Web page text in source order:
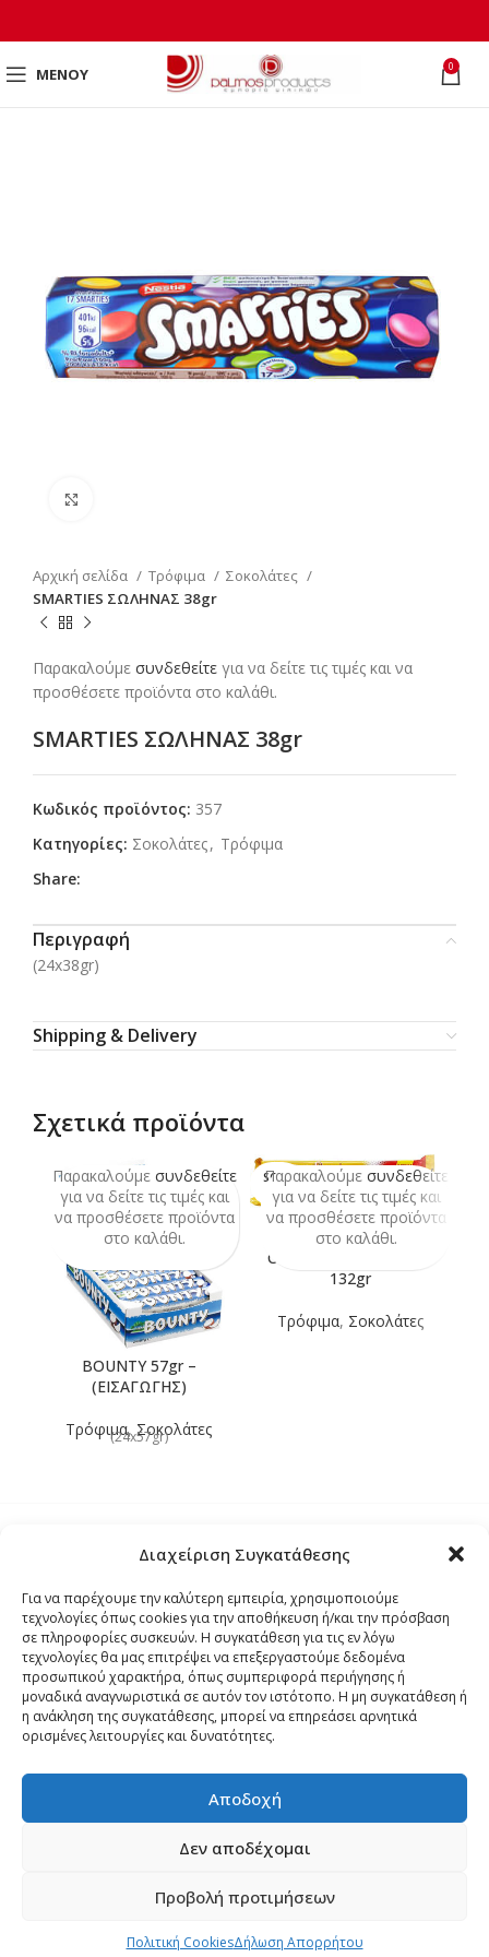
Διαχείριση Συγκατάθεσης
Για να παρέχουμε την καλύτερη εμπειρία, χρησιμοποιούμε
τεχνολογίες όπως cookies για την αποθήκευση ή/και την πρόσβαση
σε πληροφορίες συσκευών. Η συγκατάθεση για τις εν λόγω
τεχνολογίες θα μας επιτρέψει να επεξεργαστούμε δεδομένα
προσωπικού χαρακτήρα, όπως συμπεριφορά περιήγησης ή
μοναδικά αναγνωριστικά σε αυτόν τον ιστότοπο. Η μη συγκατάθεση ή
η ανάκληση της συγκατάθεσης, μπορεί να επηρεάσει αρνητικά
ορισμένες λειτουργίες και δυνατότητες.
Αποδοχή
Δεν αποδέχομαι
Προβολή προτιμήσεων
Πολιτική CookiesΔήλωση Απορρήτου
ΜΕΝΟΎ 0
Αρχική σελίδα Τρόφιμα
Σοκολάτες
SMARTIES ΣΩΛΗΝΑΣ 38gr
Παρακαλούμε συνδεθείτε για να δείτε τις τιμές και να
προσθέσετε προϊόντα στο καλάθι.
SMARTIES ΣΩΛΗΝΑΣ 38gr
Κωδικός προϊόντος: 357
Κατηγορίες: Σοκολάτες, Τρόφιμα
Share:
Περιγραφή
(24x38gr)
Shipping & Delivery
Σχετικά προϊόντα
BOUNTY 57gr –
(ΕΙΣΑΓΩΓΗΣ)
Τρόφιμα,Σοκολάτες
(24x57gr)
Παρακαλούμε συνδεθείτε
για να δείτε τις τιμές και
να προσθέσετε προϊόντα
στο καλάθι.
SOLD
OUT
COOKIES CHOCO TWIX
132gr
Τρόφιμα, Σοκολάτες
Παρακαλούμε συνδεθείτε
για να δείτε τις τιμές και
να προσθέσετε προϊόντα
στο καλάθι.
Τρόποι Αποστολής
Τρόποι Αγοράς – Πληρωμής – Επιστρόφης
Όροι και Προϋποθέσεις
Δήλωση Απορρήτου
Copyright 2024palmospro.grmade bySata Support